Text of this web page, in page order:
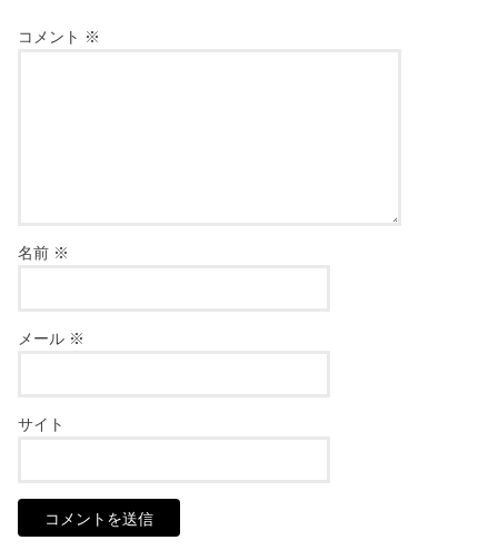
コメント ※
名前 ※
メール ※
サイト